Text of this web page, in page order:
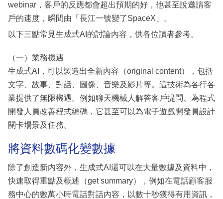
webinar，客戶的反應都會超出預期的好，他甚至說邀請客
戶的速度，瞬間由「長江一號變了SpaceX」。
以下三點常見生成式AI的討論內容，供各位讀者參考。
（一）業務機遇
生成式AI，可以製造出全新內容（original content），包括
文字、故事、對話、圖像、音樂及影片等。這技術為各行各
業提供了無限機遇。例如聊天機械人解答客戶提問、為程式
開發人員改善程式編碼，它甚至可以為電子遊戲開發員設計
關卡場景及任務。
將資料數碼化變數據
除了創造新內容外，生成式AI還可以在大量數據及資料中，
快速取得重點及概述（get summary），例如在電話顧客服
務中心的數萬小時電話對話內容，以數十秒獲得有用資訊，